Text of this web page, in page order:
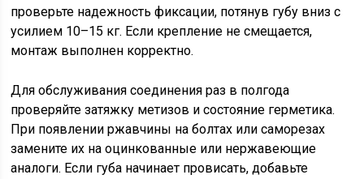
проверьте надежность фиксации, потянув губу вниз с
усилием 10–15 кг. Если крепление не смещается,
монтаж выполнен корректно.
Для обслуживания соединения раз в полгода
проверяйте затяжку метизов и состояние герметика.
При появлении ржавчины на болтах или саморезах
замените их на оцинкованные или нержавеющие
аналоги. Если губа начинает провисать, добавьте